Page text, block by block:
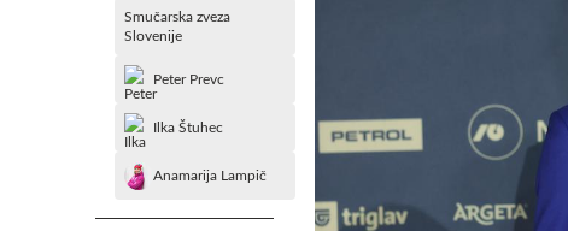
Smučarska zveza
Slovenije
Peter Prevc
Ilka Štuhec
Anamarija Lampič